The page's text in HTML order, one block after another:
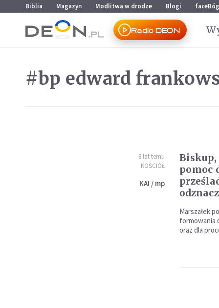
Przejdź do menu głównego
Przejdź do treści
Biblia Magazyn Modlitwa w drodze Blogi faceBóg
Radio DEON
#bp edward
8 lat temu
KOŚCIÓŁ
KAI / mp
pomoc
Marszałek
formowania
oraz dla